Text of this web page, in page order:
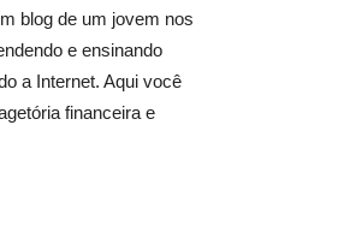
blog de um jovem nos
e ensinando
a Internet. Aqui você
financeira e